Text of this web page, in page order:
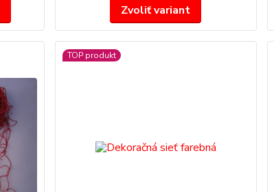
Zvoliť variant
TOP produkt